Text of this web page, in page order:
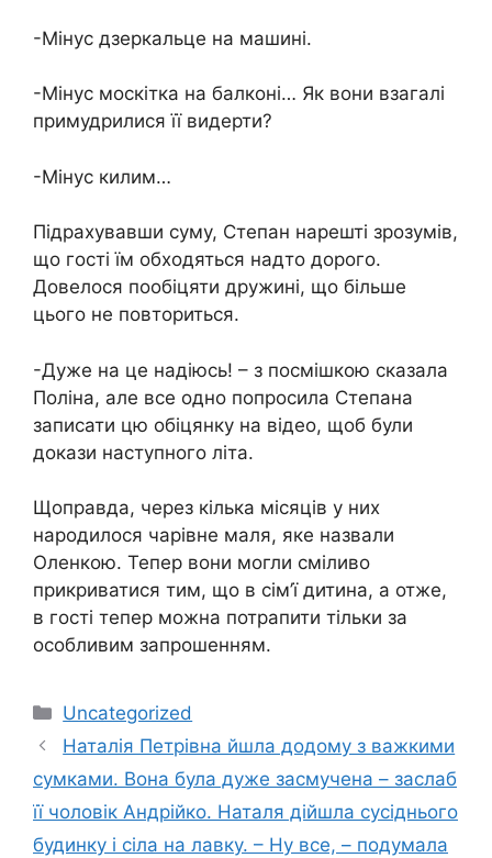
-Мінус дзеркальце на машині.
-Мінус москітка на балконі… Як вони взагалі
примудрилися її видерти?
-Мінус килим…
Підрахувавши суму, Степан нарешті зрозумів,
що гості їм обходяться надто дорого.
Довелося пообіцяти дружині, що більше
цього не повториться.
-Дуже на це надіюсь! – з посмішкою сказала
Поліна, але все одно попросила Степана
записати цю обіцянку на відео, щоб були
докази наступного літа.
Щоправда, через кілька місяців у них
народилося чарівне маля, яке назвали
Оленкою. Тепер вони могли сміливо
прикриватися тим, що в сім’ї дитина, а отже,
в гості тепер можна потрапити тільки за
особливим запрошенням.
Категорії
Uncategorized
Наталія Петрівна йшла додому з важкими
сумками. Вона була дуже засмучена – заслаб
її чоловік Андрійко. Наталя дійшла сусіднього
будинку і сіла на лавку. – Ну все, – подумала